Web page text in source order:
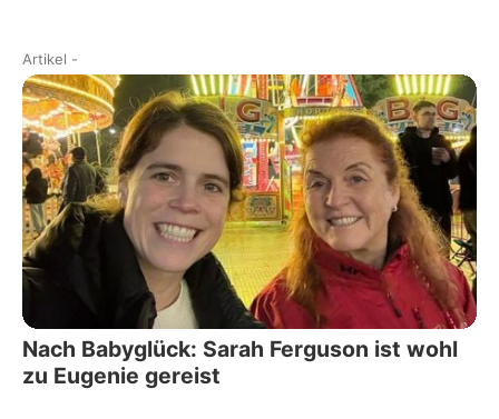
Artikel -
Nach Babyglück: Sarah Ferguson ist wohl
zu Eugenie gereist